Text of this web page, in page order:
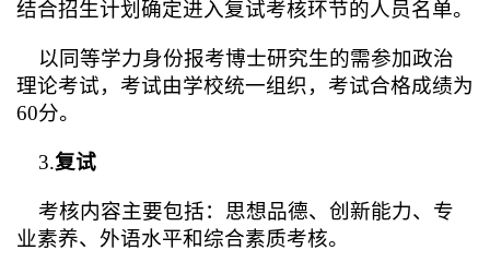
结合招生计划确定进入复试考核环节的人员名单。
以同等学力身份报考博士研究生的需参加政治
理论考试，考试由学校统一组织，考试合格成绩为
60分。
3.复试
考核内容主要包括：思想品德、创新能力、专
业素养、外语水平和综合素质考核。